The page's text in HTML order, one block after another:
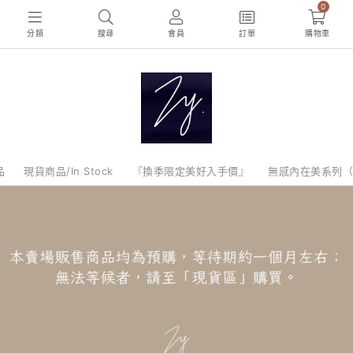
分類 搜尋 會員 訂單
0
購物車
現貨商品/In Stock 『換季限定美好入手價』 無感內在美系列